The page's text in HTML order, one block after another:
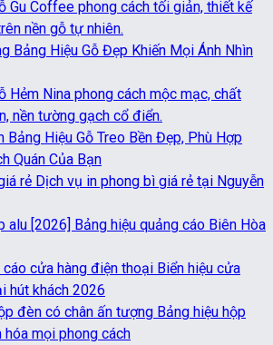
Bảng Hiệu Gỗ Đẹp Khiến Mọi Ánh Nhìn
Bảng Hiệu Gỗ Treo Bền Đẹp, Phù Hợp
Quán Của Bạn
Dịch vụ in phong bì giá rẻ tại Nguyễn
[2026] Bảng hiệu quảng cáo Biên Hòa
Biển hiệu cửa
hút khách 2026
Bảng hiệu hộp
mọi phong cách